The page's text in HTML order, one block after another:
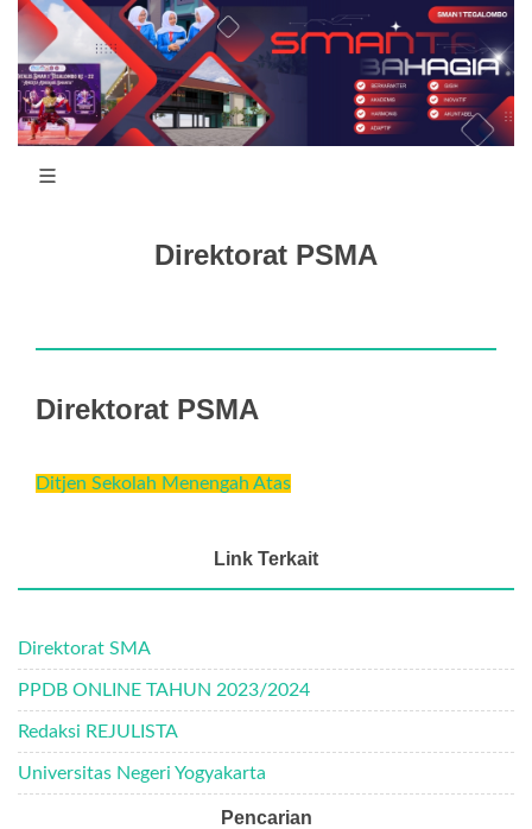
Direktorat PSMA
Direktorat PSMA
Ditjen Sekolah Menengah Atas
Link Terkait
Direktorat SMA
PPDB ONLINE TAHUN 2023/2024
Redaksi REJULISTA
Universitas Negeri Yogyakarta
Pencarian